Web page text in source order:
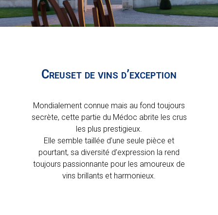
Creuset de vins d’exception
Mondialement connue mais au fond toujours
secrète, cette partie du Médoc abrite les crus
les plus prestigieux.
Elle semble taillée d’une seule pièce et
pourtant, sa diversité d’expression la rend
toujours passionnante pour les amoureux de
vins brillants et harmonieux.